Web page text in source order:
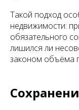
Такой подход
недвижимости:
обязательного
лишился ли
законом объёма